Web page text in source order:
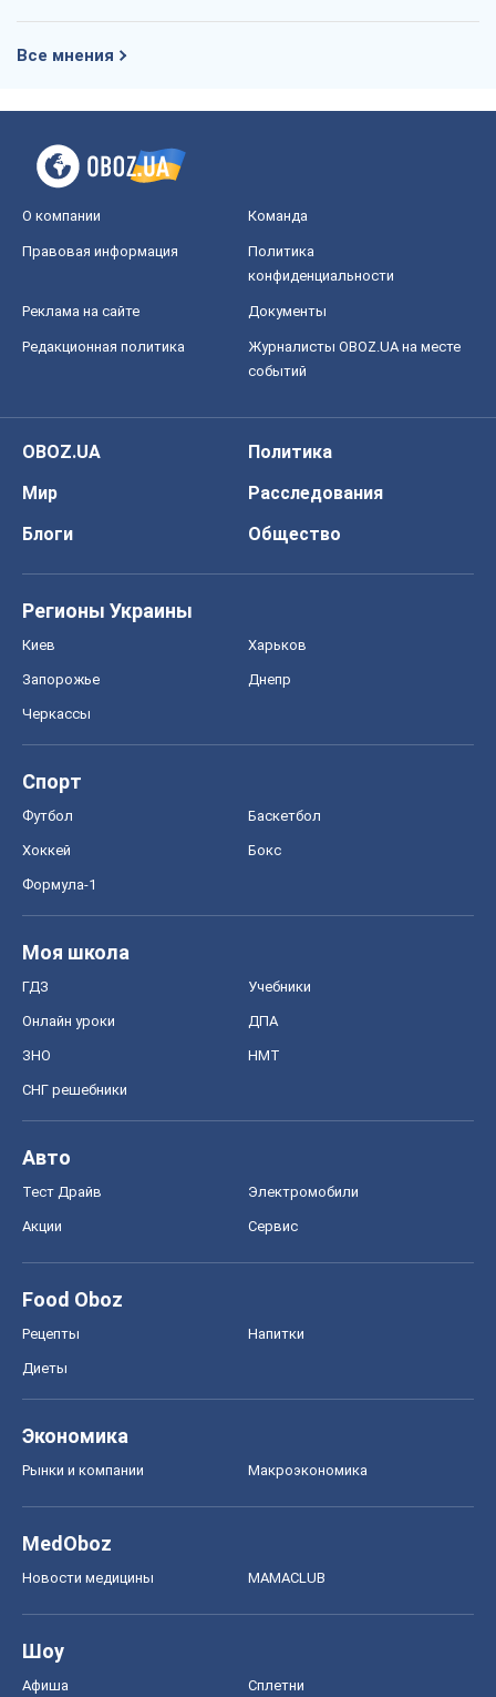
Все мнения
О компании Команда
Правовая информация
Политика
конфиденциальности
Реклама на сайте Документы
Редакционная политика
Журналисты OBOZ.UA на месте
событий
OBOZ.UA
Политика
Мир
Расследования
Блоги
Общество
Регионы Украины
Киев Харьков
Запорожье Днепр
Черкассы
Спорт
Футбол Баскетбол
Хоккей Бокс
Формула-1
Моя школа
ГДЗ Учебники
Онлайн уроки ДПА
ЗНО НМТ
СНГ решебники
Авто
Тест Драйв Электромобили
Акции Сервис
Food Oboz
Рецепты Напитки
Диеты
Экономика
Рынки и компании Mакроэкономика
MedOboz
Новости медицины MAMACLUB
Шоу
Афиша Сплетни